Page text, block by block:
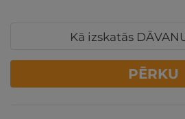
Kā izskatās
PĒRKU